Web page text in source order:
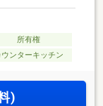
所有権
ウンターキッチン
)